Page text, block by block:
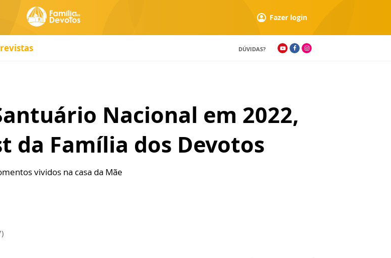
Fazer login
revistas DÚVIDAS?
Nacional em 2022,
da Família dos Devotos
vividos na casa da Mãe